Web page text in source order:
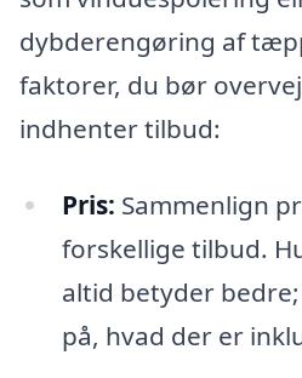
dybderengøring af
faktorer, du bør
indhenter tilbud:
Pris: Sammenlign
forskellige tilbud.
altid betyder
på, hvad der er